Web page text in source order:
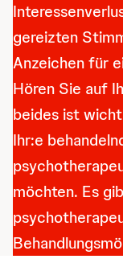
gereizten
Anzeichen für
Hören Sie auf
beides ist
Ihr:e
möchten. Es